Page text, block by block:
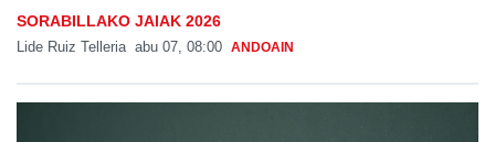
SORABILLAKO JAIAK 2026
Lide Ruiz Telleria abu 07, 08:00 ANDOAIN